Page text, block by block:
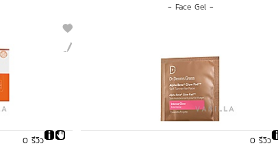
0 รีวิว
- Face Gel-
0 รีวิว